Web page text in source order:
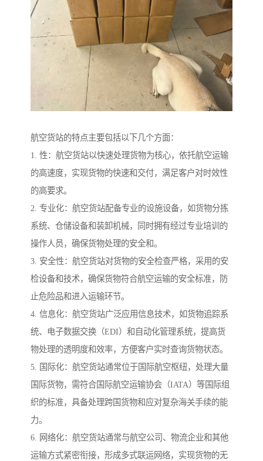
航空货站的特点主要包括以下几个方面：
1. 性：航空货站以快速处理货物为核心，依托航空运输
的高速度，实现货物的快速和交付，满足客户对时效性
的高要求。
2. 专业化：航空货站配备专业的设施设备，如货物分拣
系统、仓储设备和装卸机械，同时拥有经过专业培训的
操作人员，确保货物处理的安全和。
3. 安全性：航空货站对货物的安全检查严格，采用的安
检设备和技术，确保货物符合航空运输的安全标准，防
止危险品和进入运输环节。
4. 信息化：航空货站广泛应用信息技术，如货物追踪系
统、电子数据交换（EDI）和自动化管理系统，提高货
物处理的透明度和效率，方便客户实时查询货物状态。
5. 国际化：航空货站通常位于国际航空枢纽，处理大量
国际货物，需符合国际航空运输协会（IATA）等国际组
织的标准，具备处理跨国货物和应对复杂海关手续的能
力。
6. 网络化：航空货站通常与航空公司、物流企业和其他
运输方式紧密衔接，形成多式联运网络，实现货物的无